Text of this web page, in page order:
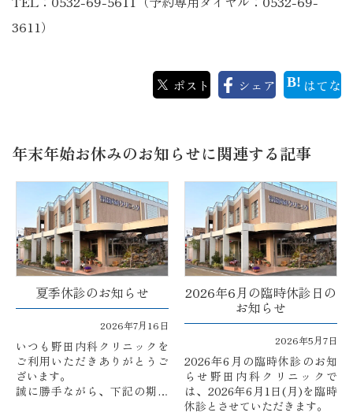
3611）
ポスト シェア はてな
年末年始お休みのお知らせに関連する記事
夏季休診のお知らせ
2026年7月16日
いつも野田内科クリニックを
ご利用いただきありがとうご
ざいます。
誠に勝手ながら、下記の期間
2026年6月の臨時休診日の
お知らせ
2026年5月7日
2026年6月の臨時休診のお知
らせ野田内科クリニックで
は、2026年6月1日(月)を臨時
休診とさせていただきます。